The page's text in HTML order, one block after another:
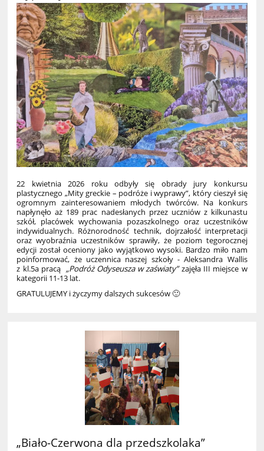
22 kwietnia 2026 roku odbyły się obrady jury konkursu
plastycznego „Mity greckie – podróże i wyprawy”, który cieszył się
ogromnym zainteresowaniem młodych twórców. Na konkurs
napłynęło aż 189 prac nadesłanych przez uczniów z kilkunastu
szkół, placówek wychowania pozaszkolnego oraz uczestników
indywidualnych. Różnorodność technik, dojrzałość interpretacji
oraz wyobraźnia uczestników sprawiły, że poziom tegorocznej
edycji został oceniony jako wyjątkowo wysoki. Bardzo miło nam
poinformować, że uczennica naszej szkoły - Aleksandra Wallis
z kl.5a pracą „Podróż Odyseusza w zaświaty”zajęła III miejsce w
kategorii 11-13 lat.
GRATULUJEMY i życzymy dalszych sukcesów🙂
„Biało-Czerwona dla przedszkolaka”